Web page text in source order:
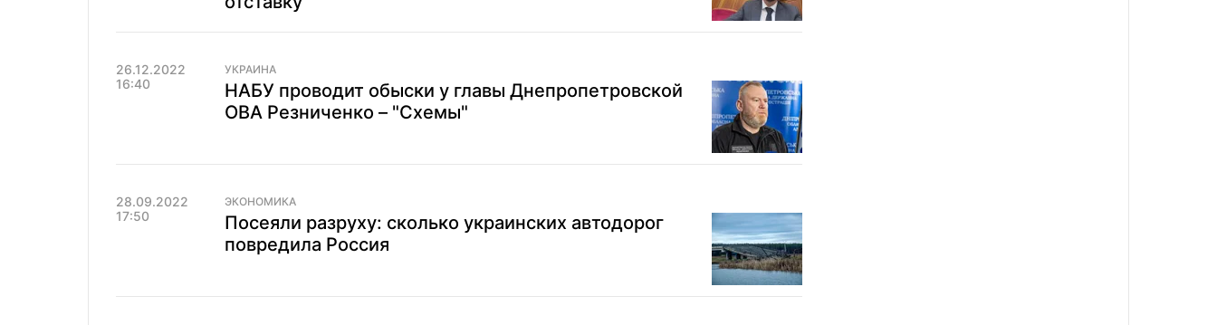
26.12.2022
16:40
УКРАИНА
НАБУ проводит обыски у главы Днепропетровской
ОВА Резниченко – "Схемы"
28.09.2022
17:50
ЭКОНОМИКА
Посеяли разруху: сколько украинских автодорог
повредила Россия